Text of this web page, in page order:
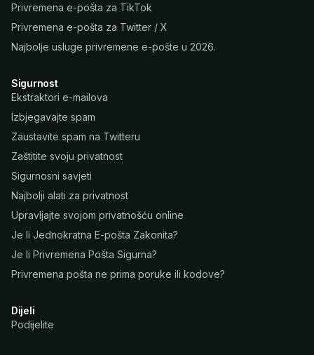
Privremena e-pošta za TikTok
Privremena e-pošta za Twitter / X
Najbolje usluge privremene e-pošte u 2026.
Sigurnost
Ekstraktori e-mailova
Izbjegavajte spam
Zaustavite spam na Twitteru
Zaštitite svoju privatnost
Sigurnosni savjeti
Najbolji alati za privatnost
Upravljajte svojom privatnošću online
Je li Jednokratna E-pošta Zakonita?
Je li Privremena Pošta Sigurna?
Privremena pošta ne prima poruke ili kodove?
Dijeli
Podijelite